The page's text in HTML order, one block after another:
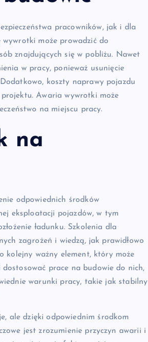
pracowników, jak i dla
może prowadzić do
znajdujących się w pobliżu. Nawet
w pracy, ponieważ usunięcie
koszty naprawy pojazdu
Awaria wywrotki może
na miejscu pracy.
na
odpowiednich środków
eksploatacji pojazdów, w tym
ładunku. Szkolenia dla
zagrożeń i wiedzą, jak prawidłowo
kolejny ważny element, który może
prace na budowie do nich,
warunki pracy, takie jak stabilny
ale dzięki odpowiednim środkom
jest zrozumienie przyczyn awarii i